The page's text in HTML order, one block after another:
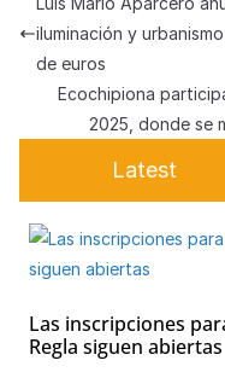
A
p
p
b
o
k
iluminación y
de euros
Ecochipiona
2025, donde se
Latest
Las inscripciones
Regla siguen abiertas